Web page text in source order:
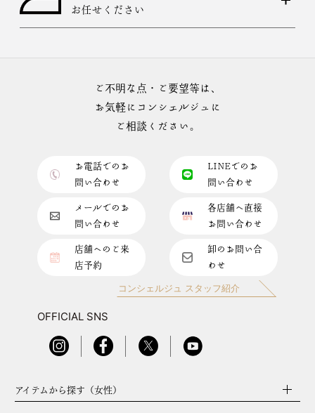
お任せください
ご不明な点・ご要望等は、
お気軽にコンシェルジュに
ご相談ください。
お電話でのお
問い合わせ
LINEでのお
問い合わせ
メールでのお
問い合わせ
各店舗へ直接
お問い合わせ
店舗へのご来
店予約
卸のお問い合
わせ
コンシェルジュ スタッフ紹介
OFFICIAL SNS
アイテムから探す（女性）